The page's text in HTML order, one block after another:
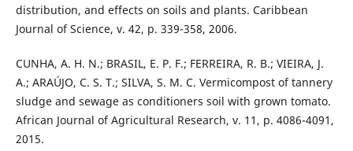
distribution, and effects on soils and plants. Caribbean
Journal of Science, v. 42, p. 339-358, 2006.
CUNHA, A. H. N.; BRASIL, E. P. F.; FERREIRA, R. B.; VIEIRA, J.
A.; ARAÚJO, C. S. T.; SILVA, S. M. C. Vermicompost of tannery
sludge and sewage as conditioners soil with grown tomato.
African Journal of Agricultural Research, v. 11, p. 4086-4091,
2015.